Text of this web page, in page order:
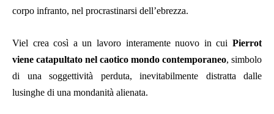
corpo infranto, nel procrastinarsi dell’ebrezza.
Viel crea così a un lavoro interamente nuovo in cui Pierrot
viene catapultato nel caotico mondo contemporaneo, simbolo
di una soggettività perduta, inevitabilmente distratta dalle
lusinghe di una mondanità alienata.